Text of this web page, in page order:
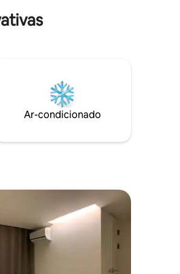
em Baekundae,
Seul Há um shopping
ao IRS todos os anos.
Ar-condicionado